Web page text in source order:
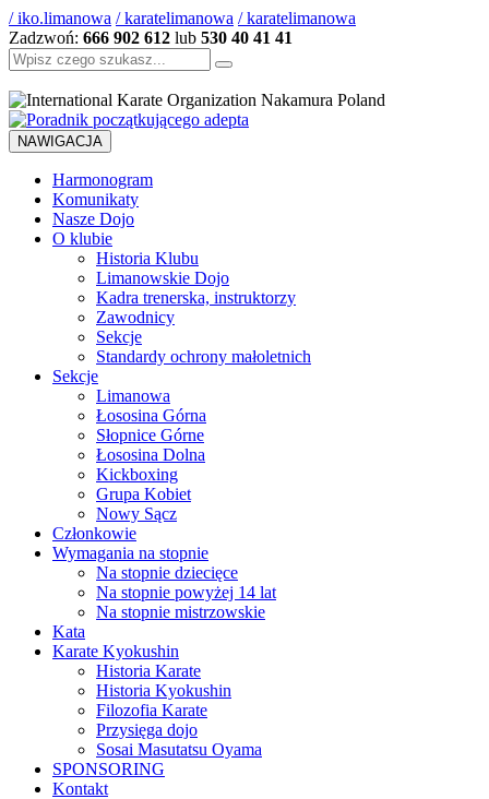
/ iko.limanowa / karatelimanowa / karatelimanowa
Zadzwoń: 666 902 612 lub 530 40 41 41
Szukaj:
NAWIGACJA
Harmonogram
Komunikaty
Nasze Dojo
O klubie
Historia Klubu
Limanowskie Dojo
Kadra trenerska, instruktorzy
Zawodnicy
Sekcje
Standardy ochrony małoletnich
Sekcje
Limanowa
Łososina Górna
Słopnice Górne
Łososina Dolna
Kickboxing
Grupa Kobiet
Nowy Sącz
Członkowie
Wymagania na stopnie
Na stopnie dziecięce
Na stopnie powyżej 14 lat
Na stopnie mistrzowskie
Kata
Karate Kyokushin
Historia Karate
Historia Kyokushin
Filozofia Karate
Przysięga dojo
Sosai Masutatsu Oyama
SPONSORING
Kontakt